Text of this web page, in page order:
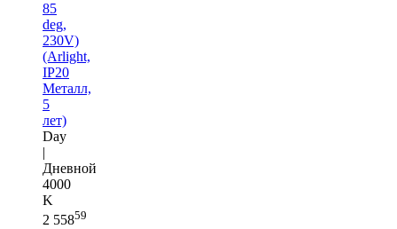
85
deg,
230V)
(Arlight,
IP20
Металл,
5
лет)
Day
|
Дневной
4000
K
2 55859